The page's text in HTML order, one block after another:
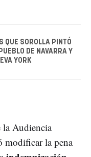
QUE SOROLLA PINTÓ
DE NAVARRA Y
YORK
la Audiencia
modificar la pena